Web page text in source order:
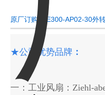
原厂订购S2E300-AP02-30外
★公司优势品牌 ：
一：工业风扇：Ziehl-